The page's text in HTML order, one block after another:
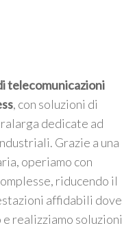
telecomunicazioni
, con soluzioni di
dedicate ad
Grazie a una
operiamo con
riducendo il
affidabili dove
realizziamo soluzioni